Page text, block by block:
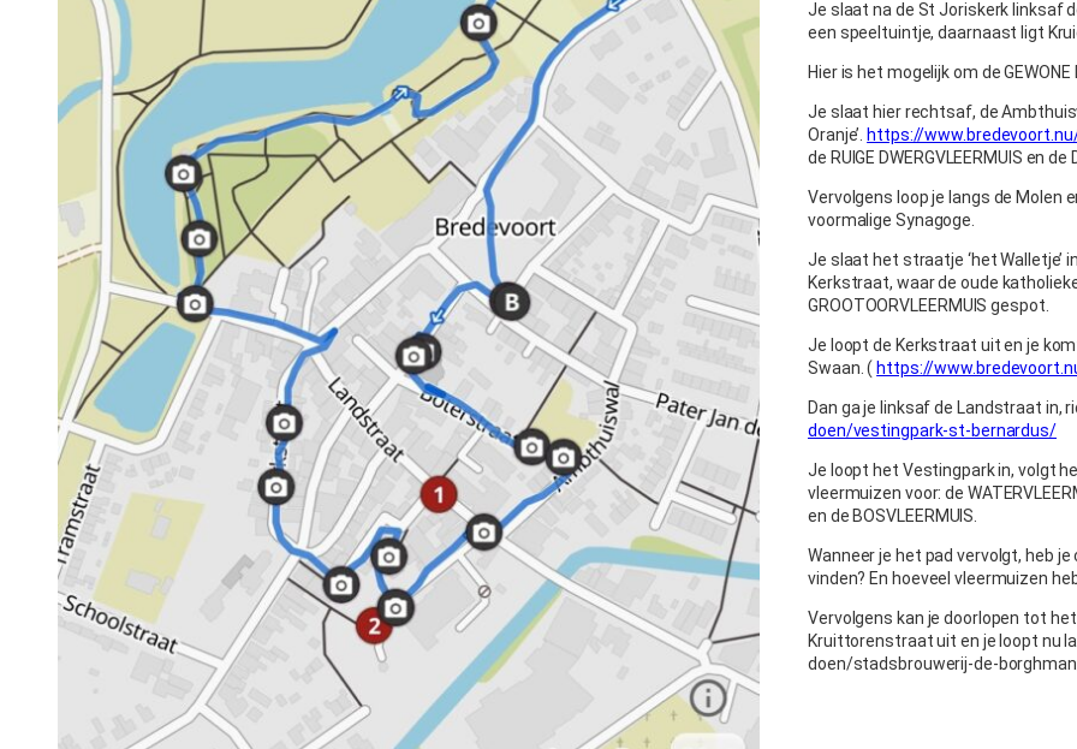
Je slaat na de St Joriskerk linksaf
een speeltuintje, daarnaast ligt
Hier is het mogelijk om de GEWONE
Je slaat hier rechtsaf, de
Oranje’. https://
de RUIGE DWERGVLEERMUIS en
Vervolgens loop je langs de Molen
voormalige Synagoge.
Je slaat het straatje ‘het Walletje’
Kerkstraat, waar de oude
GROOTOORVLEERMUIS gespot.
Je loopt de Kerkstraat uit en je
Swaan. ( https://
Dan ga je linksaf de Landstraat in,
doen/vestingpark-st-bernardus/
Je loopt het Vestingpark in, volgt
vleermuizen voor: de
en de BOSVLEERMUIS.
Wanneer je het pad vervolgt, heb
vinden? En hoeveel vleermuizen
Vervolgens kan je doorlopen tot
Kruittorenstraat uit en je loopt nu
doen/stadsbrouwerij-de-